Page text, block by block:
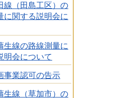
線（田島工区）の
に関する説明会に
生線の路線測量に
明会について
事業認可の告示
生線（草加市）の